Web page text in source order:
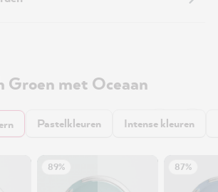
Groen met Oceaan
Pastelkleuren Intense kleuren
89% 87%